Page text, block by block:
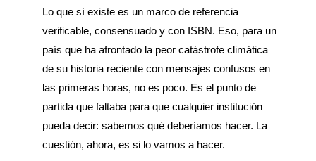
Lo que sí existe es un marco de referencia
verificable, consensuado y con ISBN. Eso, para un
país que ha afrontado la peor catástrofe climática
de su historia reciente con mensajes confusos en
las primeras horas, no es poco. Es el punto de
partida que faltaba para que cualquier institución
pueda decir: sabemos qué deberíamos hacer. La
cuestión, ahora, es si lo vamos a hacer.